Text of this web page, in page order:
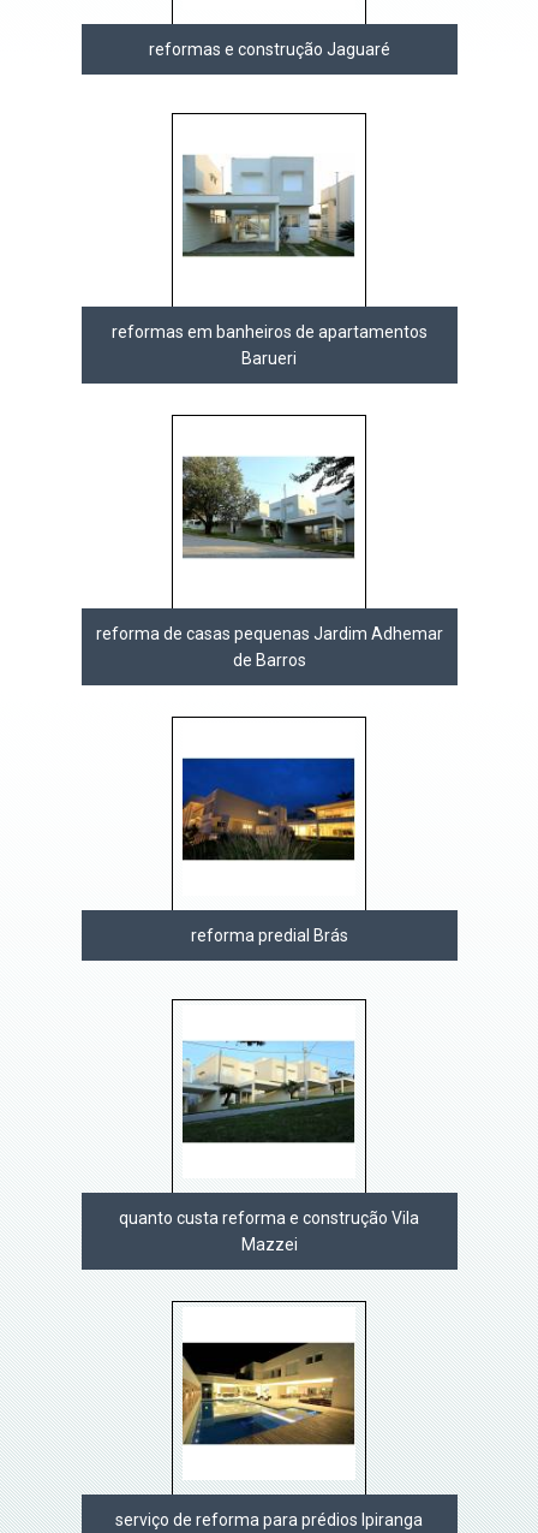
reformas e construção Jaguaré
reformas em banheiros de apartamentos
Barueri
reforma de casas pequenas Jardim Adhemar
de Barros
reforma predial Brás
quanto custa reforma e construção Vila
Mazzei
serviço de reforma para prédios Ipiranga